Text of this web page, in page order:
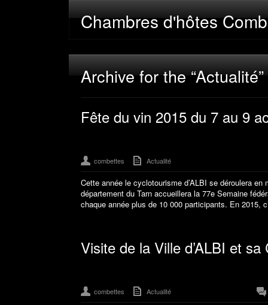
Chambres d'hôtes
Archive for the
Fête du vin 2015 du 7 au 9
combettes Actualité
Cette année le cyclotourisme d’ALBI se déroulera
département du Tarn accueillera la 77e Semaine
chaque année plus de 10 000 participants. En
Visite de la Ville d’ALBI et
combettes Actualité